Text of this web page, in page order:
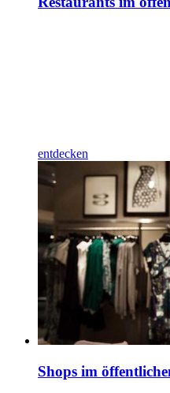
entdecken
Shops im